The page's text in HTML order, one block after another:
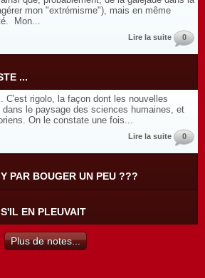
mon "extrémisme"), mais en même
Mon...
Lire la suite 0
...
C'est rigolo, la façon dont les nouvelles
le paysage des sciences humaines, et
On le constate une fois...
Lire la suite 0
PAR BOUGER UN PEU ???
EN PLEUVAIT
Plus de notes...